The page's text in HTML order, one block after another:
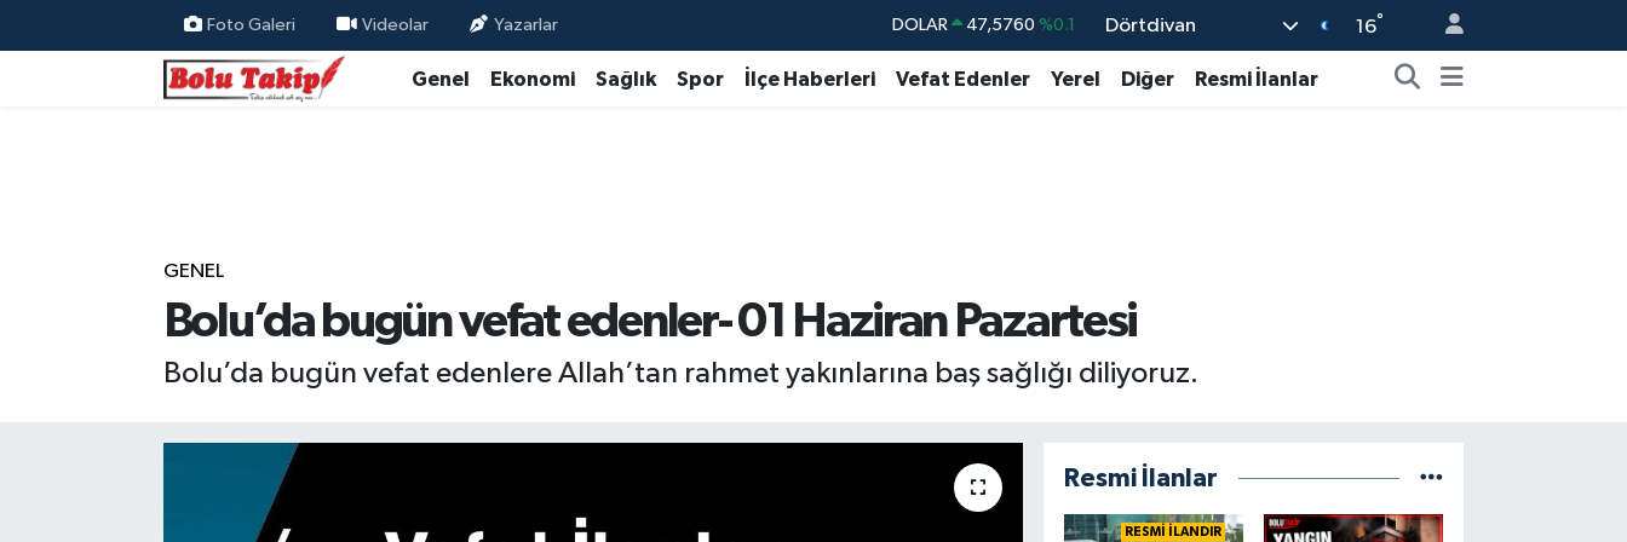
Foto Galeri Videolar Yazarlar DOLAR 47,5760 %0.1
EURO 55,0126 %0.29
Dörtdivan 16°
Genel Ekonomi Sağlık Spor İlçe Haberleri Vefat Edenler Yerel Diğer Resmi İlanlar
GENEL
Bolu’da bugün vefat edenler- 01 Haziran Pazartesi
Bolu’da bugün vefat edenlere Allah’tan rahmet yakınlarına baş sağlığı diliyoruz.
Resmi İlanlar
RESMİ İLANDIR